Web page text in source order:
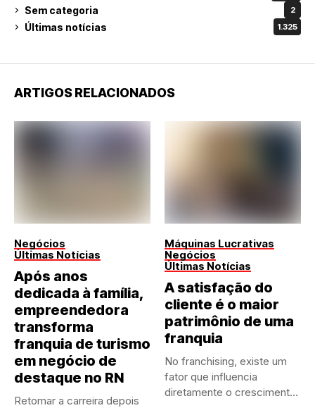
Sem categoria 2
Últimas notícias 1.325
ARTIGOS RELACIONADOS
Negócios
Últimas Notícias
Após anos
dedicada à família,
empreendedora
transforma
franquia de turismo
em negócio de
destaque no RN
Retomar a carreira depois
Máquinas Lucrativas
Negócios
Últimas Notícias
A satisfação do
cliente é o maior
patrimônio de uma
franquia
No franchising, existe um
fator que influencia
diretamente o crescimento